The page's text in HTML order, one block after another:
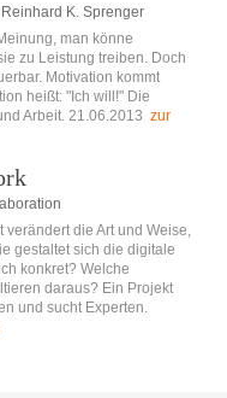
K. Sprenger
man könne
zu Leistung treiben. Doch
Motivation kommt
heißt: "Ich will!" Die
Arbeit. 21.06.2013 zur
die Art und Weise,
gestaltet sich die digitale
konkret? Welche
daraus? Ein Projekt
und sucht Experten.